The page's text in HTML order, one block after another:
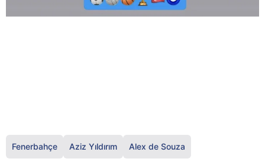
Fenerbahçe Aziz Yıldırım Alex de Souza